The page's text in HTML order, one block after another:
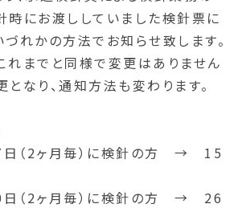
時にお渡ししていました検針票に
づれかの方法でお知らせ致します。
れまでと同様で変更はありません
なり、通知方法も変わります。
（2ヶ月毎）に検針の方 → 15
（2ヶ月毎）に検針の方 → 26